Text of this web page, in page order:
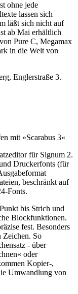
ohne jede
lassen sich
läßt sich nicht auf
ab Mai erhältlich
Pure C, Megamax
in die Welt von
Englerstraße 3.
mit »Scarabus 3«
für Signum 2.
Druckerfonts (für
beschränkt auf
Fonts.
bis Strich und
Blockfunktionen.
fest. Besonders
Zeichen. So
- über
oder
Kopier-,
Umwandlung von